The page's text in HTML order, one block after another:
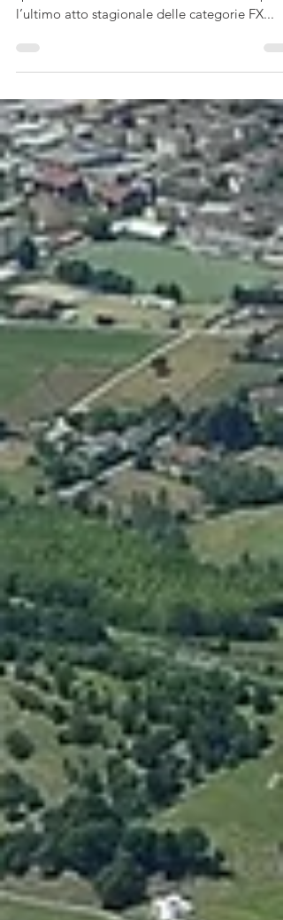
By Marco Privitera - 1 Dicembre 2020 Grande
l’ultimo atto stagionale delle categorie FX...